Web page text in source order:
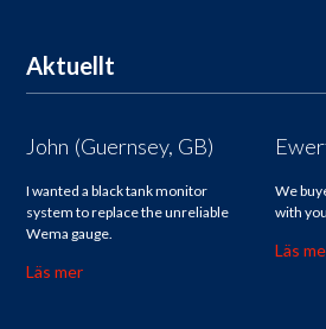
Aktuellt
John (Guernsey, GB)
I wanted a black tank monitor
system to replace the unreliable
Wema gauge.
Läs mer
We
with
Läs